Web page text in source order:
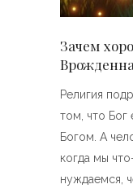
Зачем
Религия
том, что Бог
Богом. А
когда мы
нуждаемся,